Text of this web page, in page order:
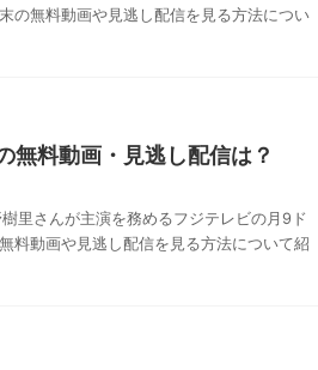
の無料動画や見逃し配信を見る方法につい
無料動画・見逃し配信は？
里さんが主演を務めるフジテレビの月9ド
料動画や見逃し配信を見る方法について紹